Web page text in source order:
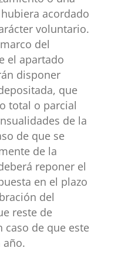
acordado
voluntario.
del
el apartado
disponer
que
total o parcial
de la
de que se
de la
reponer el
en el plazo
del
reste de
caso de que este
año.